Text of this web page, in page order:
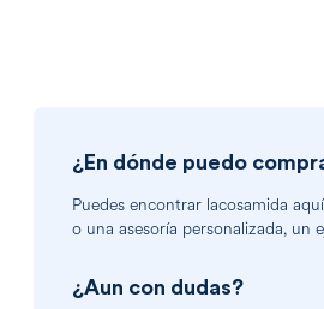
¿En dónde puedo
Puedes encontrar lacosamida
o una asesoría personalizada, un
¿Aun con dudas?